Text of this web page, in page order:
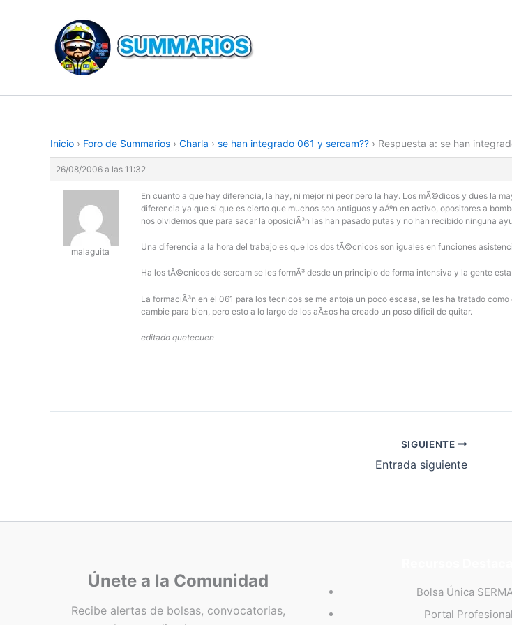
contenido
Inicio › Foro de Summarios › Charla › se han integrado 061 y sercam?? › Respuesta a: se han
26/08/2006 a las 11:32
malaguita
En cuanto a que hay diferencia, la hay, ni mejor ni peor pero la hay. Los mÃ©dicos y dues la
diferencia ya que si que es cierto que muchos son antiguos y aÃºn en activo, opositores a
nos olvidemos que para sacar la oposiciÃ³n las han pasado putas y no han recibido ninguna
Una diferencia a la hora del trabajo es que los dos tÃ©cnicos son iguales en funciones
Ha los tÃ©cnicos de sercam se les formÃ³ desde un principio de forma intensiva y la gente
La formaciÃ³n en el 061 para los tecnicos se me antoja un poco escasa, se les ha tratado
cambie para bien, pero esto a lo largo de los aÃ±os ha creado un poso dificil de quitar.
editado quetecuen
SIGUIENTE
Entrada siguiente
Únete a la Comunidad
Recibe alertas de bolsas, convocatorias,
Bolsa Única
Portal Profesional